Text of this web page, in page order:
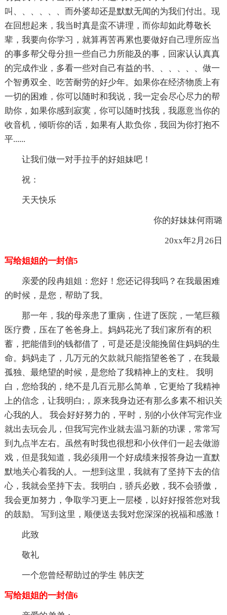
叫、、、、、、而外婆却还是默默无闻的为我们付出。现
在回想起来，我当时真是蛮不讲理，而你却如此尊敬长
辈，我要向你学习，就算再苦再累也要做好自己理所应当
的事多帮父母分担一些自己力所能及的事，回家认认真真
的完成作业，多看一些对自己有益的书、、、、、、做一
个智勇双全、吃苦耐劳的好少年。如果你在经济物质上有
一切的困难，你可以随时和我说，我一定会尽心尽力的帮
助你，如果你感到寂寞，你可以随时找我，我愿意当你的
收音机，倾听你的话，如果有人欺负你，我回为你打抱不
平......
让我们做一对手拉手的好姐妹吧！
祝：
天天快乐
你的好妹妹何雨璐
20xx年2月26日
写给姐姐的一封信5
亲爱的段冉姐姐：您好！您还记得我吗？在我最困难
的时候，是您，帮助了我。
那一年，我的母亲患了重病，住进了医院，一笔巨额
医疗费，压在了爸爸身上。妈妈花光了我们家所有的积
蓄，把能借到的钱都借了，可是还是没能挽留住妈妈的生
命。妈妈走了，几万元的欠款就只能指望爸爸了，在我最
孤独、最绝望的时候，是您给了我精神上的支柱。 我明
白，您给我的，绝不是几百元那么简单，它更给了我精神
上的信念，让我明白;，原来我身边还有那么多素不相识关
心我的人。 我会好好努力的，平时，别的小伙伴写完作业
就出去玩会儿，但我写完作业就去温习新的功课，常常写
到九点半左右。虽然有时我也很想和小伙伴们一起去做游
戏，但是我知道，我必须用一个好成绩来报答身边一直默
默地关心着我的人。一想到这里，我就有了坚持下去的信
心，我就会坚持下去。我明白，骄兵必败，我不会骄傲，
我会更加努力，争取学习更上一层楼，以好好报答您对我
的鼓励。 写到这里，顺便送去我对您深深的祝福和感激！
此致
敬礼
一个您曾经帮助过的学生 韩庆芝
写给姐姐的一封信6